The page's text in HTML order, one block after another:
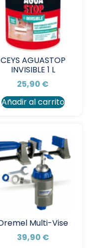
CEYS AGUASTOP
INVISIBLE 1 L
25,90 €
Añadir al carrito
Multi-Vise
39,90 €